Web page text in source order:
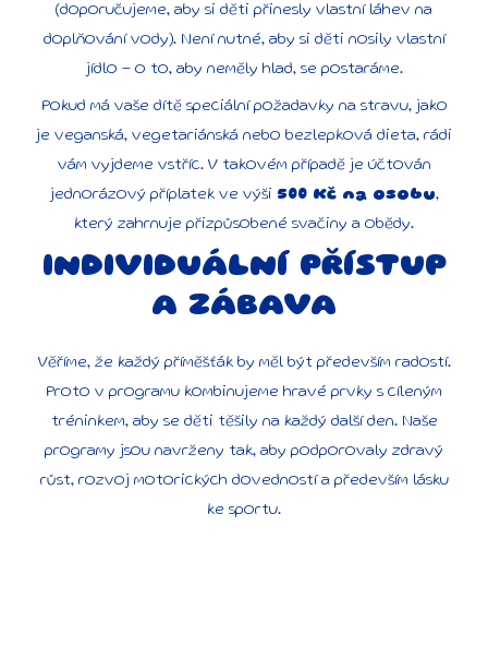
(doporučujeme, aby si děti přinesly vlastní láhev na
doplňování vody). Není nutné, aby si děti nosily vlastní
jídlo – o to, aby neměly hlad, se postaráme.
Pokud má vaše dítě speciální požadavky na stravu, jako
je veganská, vegetariánská nebo bezlepková dieta, rádi
vám vyjdeme vstříc. V takovém případě je účtován
jednorázový příplatek ve výši 500 Kč na osobu,
který zahrnuje přizpůsobené svačiny a obědy.
INDIVIDUÁLNÍ PŘÍSTUP
A ZÁBAVA
Věříme, že každý příměšťák by měl být především radostí.
Proto v programu kombinujeme hravé prvky s cíleným
tréninkem, aby se děti těšily na každý další den. Naše
programy jsou navrženy tak, aby podporovaly zdravý
růst, rozvoj motorických dovedností a především lásku
ke sportu.